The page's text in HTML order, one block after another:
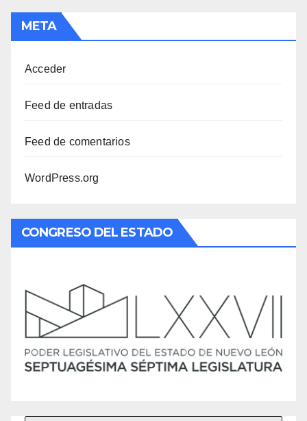
META
Acceder
Feed de entradas
Feed de comentarios
WordPress.org
CONGRESO DEL ESTADO